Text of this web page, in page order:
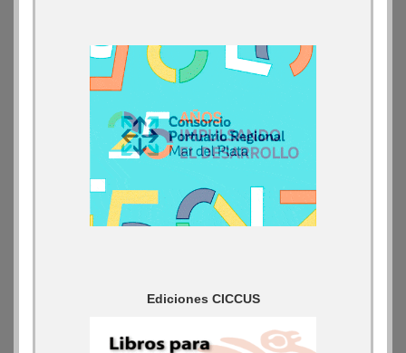
Ediciones CICCUS